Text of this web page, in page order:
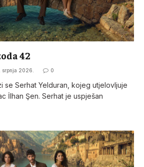
42
srpnja 2026. 0
se Serhat Yelduran, kojeg utjelovljuje
İlhan Şen. Serhat je uspješan